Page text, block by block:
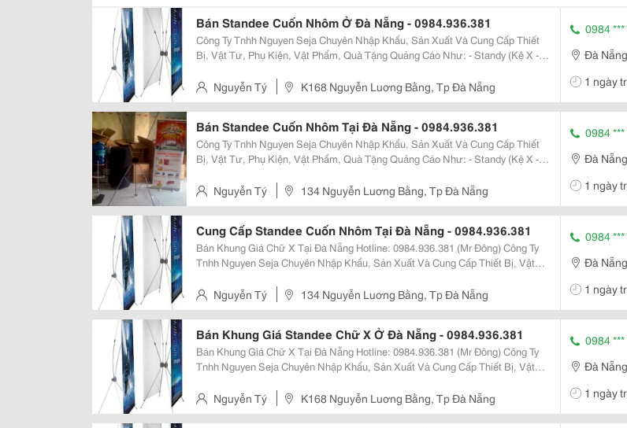
Bán Standee Cuốn Nhôm Ở Đà Nẵng - 0984.936.381
Công Ty Tnhh Nguyen Seja Chuyên Nhập Khẩu, Sản Xuất Và Cung Cấp Thiết
Bị, Vật Tư, Phụ Kiện, Vật Phẩm, Quà Tặng Quảng Cáo Như: - Standy (Kệ X -
( Loại Tiêu Chuẩn, P
Nguyễn Tý K168 Nguyễn Luơng Bằng, Tp Đà Nẵng
0984 ***
Đà Nẵng
1 ngày
Bán Standee Cuốn Nhôm Tại Đà Nẵng - 0984.936.381
Công Ty Tnhh Nguyen Seja Chuyên Nhập Khẩu, Sản Xuất Và Cung Cấp Thiết
Bị, Vật Tư, Phụ Kiện, Vật Phẩm, Quà Tặng Quảng Cáo Như: - Standy (Kệ X -
( Loại Tiêu Chuẩn, P
Nguyễn Tý 134 Nguyễn Luơng Bằng, Tp Đà Nẵng
0984 ***
Đà Nẵng
1 ngày
Cung Cấp Standee Cuốn Nhôm Tại Đà Nẵng - 0984.936.381
Bán Khung Giá Chữ X Tại Đà Nẵng Hotline: 0984.936.381 (Mr Đông) Công Ty
Tnhh Nguyen Seja Chuyên Nhập Khẩu, Sản Xuất Và Cung Cấp Thiết Bị, Vật
X Banner - Standee.
Nguyễn Tý 134 Nguyễn Luơng Bằng, Tp Đà Nẵng
0984 ***
Đà Nẵng
1 ngày
Bán Khung Giá Standee Chữ X Ở Đà Nẵng - 0984.936.381
Bán Khung Giá Chữ X Tại Đà Nẵng Hotline: 0984.936.381 (Mr Đông) Công Ty
Tnhh Nguyen Seja Chuyên Nhập Khẩu, Sản Xuất Và Cung Cấp Thiết Bị, Vật
X Banner - Standee.
Nguyễn Tý K168 Nguyễn Luơng Bằng, Tp Đà Nẵng
0984 ***
Đà Nẵng
1 ngày